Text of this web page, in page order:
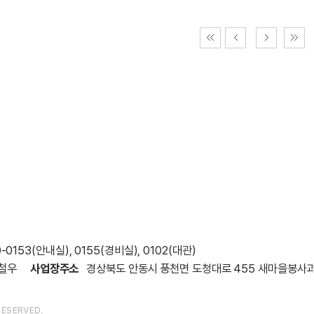
안내실), 0155(경비실), 0102(대관)
우
사업장주소 경상북도 안동시 풍천면 도청대로 455 새마을봉사